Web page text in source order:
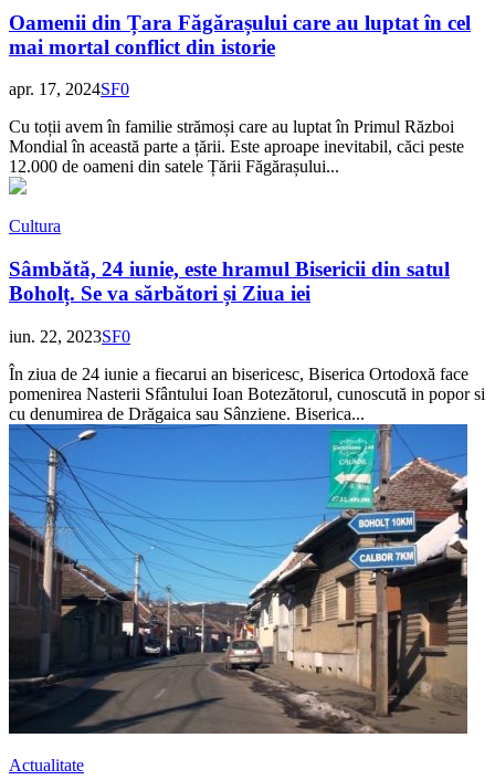
Oamenii din Țara Făgărașului care au luptat în cel
mai mortal conflict din istorie
apr. 17, 2024SF0
Cu toții avem în familie strămoși care au luptat în Primul Război
Mondial în această parte a țării. Este aproape inevitabil, căci peste
12.000 de oameni din satele Țării Făgărașului...
Cultura
Sâmbătă, 24 iunie, este hramul Bisericii din satul
Boholț. Se va sărbători și Ziua iei
iun. 22, 2023SF0
În ziua de 24 iunie a fiecarui an bisericesc, Biserica Ortodoxă face
pomenirea Nasterii Sfântului Ioan Botezătorul, cunoscută in popor si
cu denumirea de Drăgaica sau Sânziene. Biserica...
Actualitate